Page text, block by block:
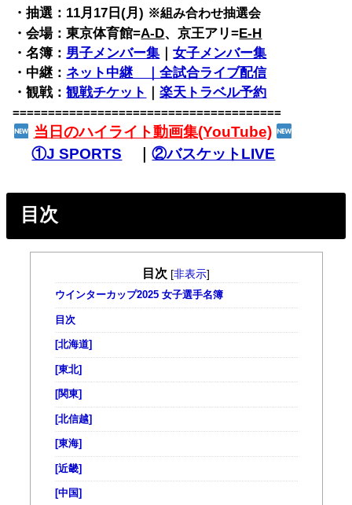
・抽選：11月17日(月) ※組み合わせ抽選会
・会場：東京体育館=A-D、京王アリ=E-H
・名簿： 男子メンバー集 ｜女子メンバー集
・中継： ネット中継 ｜全試合ライブ配信
・観戦：観戦チケット ｜楽天トラベル予約
======================================
当日のハイライト動画集(YouTube)
①J SPORTS ｜②バスケットLIVE
目次
目次 [非表示]
ウインターカップ2025 女子選手名簿
目次
[北海道]
[東北]
[関東]
[北信越]
[東海]
[近畿]
[中国]